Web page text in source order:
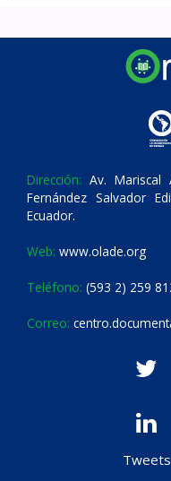
Dirección: Av. Mariscal
Fernández Salvador
Ecuador.
Web: www.olade.org
Teléfono: (593 2) 259
Correo: